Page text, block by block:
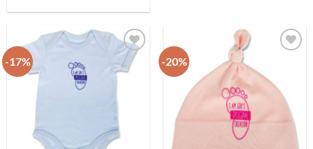
-17%
Add to
wishlist
-20%